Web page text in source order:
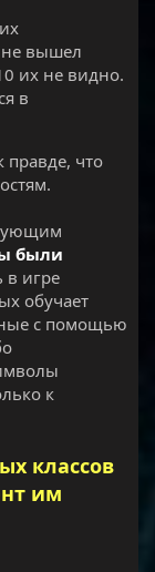
не вышел
их не видно.
в
правде, что
были
в игре
обучает
с помощью
к
классов
им